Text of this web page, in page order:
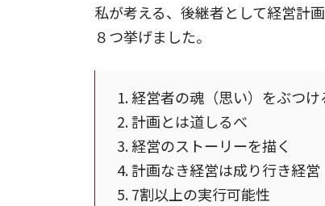
私が考える、後継者として経営計
８つ挙げました。
1. 経営者の魂（思い）をぶつけ
2. 計画とは道しるべ
3. 経営のストーリーを描く
4. 計画なき経営は成り行き経営
5. 7割以上の実行可能性